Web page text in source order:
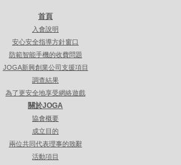
首頁
入會說明
安心安全指導方針窗口
防範智能手機的收費問題
JOGA新興創業公司支援項目
調查結果
為了更安全地享受網絡遊戲
關於JOGA
協會概要
成立目的
兩位共同代表理事的致辭
活動項目